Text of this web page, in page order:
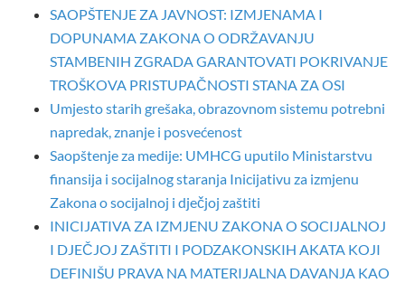
SAOPŠTENJE ZA JAVNOST: IZMJENAMA I
DOPUNAMA ZAKONA O ODRŽAVANJU
STAMBENIH ZGRADA GARANTOVATI POKRIVANJE
TROŠKOVA PRISTUPAČNOSTI STANA ZA OSI
Umjesto starih grešaka, obrazovnom sistemu potrebni
napredak, znanje i posvećenost
Saopštenje za medije: UMHCG uputilo Ministarstvu
finansija i socijalnog staranja Inicijativu za izmjenu
Zakona o socijalnoj i dječjoj zaštiti
INICIJATIVA ZA IZMJENU ZAKONA O SOCIJALNOJ
I DJEČJOJ ZAŠTITI I PODZAKONSKIH AKATA KOJI
DEFINIŠU PRAVA NA MATERIJALNA DAVANJA KAO